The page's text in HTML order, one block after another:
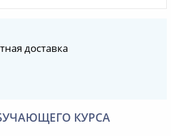
доставка
КУРСА